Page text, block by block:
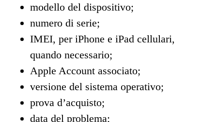
modello del dispositivo;
numero di serie;
IMEI, per iPhone e iPad cellulari,
quando necessario;
Apple Account associato;
versione del sistema operativo;
prova d’acquisto;
data del problema;